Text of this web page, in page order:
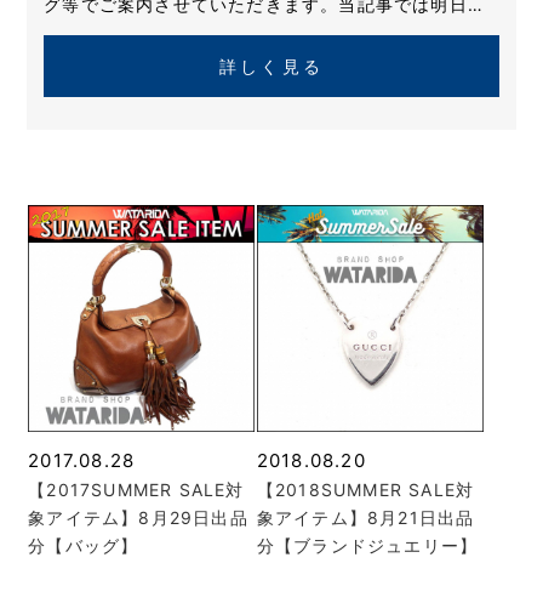
詳しく見る
2017.08.28
【2017SUMMER SALE対
象アイテム】8月29日出品
分【バッグ】
2018.08.20
【2018SUMMER SALE対
象アイテム】8月21日出品
分【ブランドジュエリー】